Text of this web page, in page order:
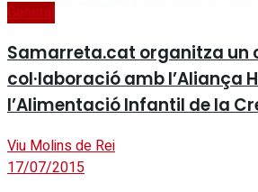
General
Samarreta.cat organitza un
col·laboració amb l’Aliança
l’Alimentació Infantil de la
Viu Molins de Rei
17/07/2015